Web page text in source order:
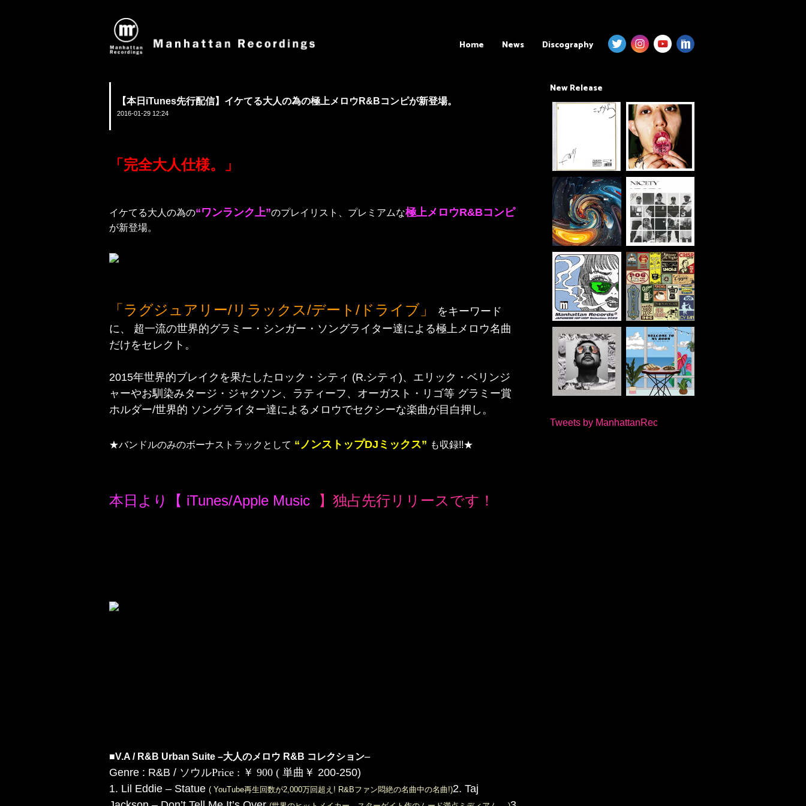
Home News Discography
【本日iTunes先行配信】イケてる大人の為の極上メロウR&Bコンピが新登場。
2016-01-29 12:24
「完全大人仕様。」
イケてる大人の為の“ワンランク上”のプレイリスト、プレミアムな極上メロウR&Bコンピ
が新登場。
「ラグジュアリー/リラックス/デート/ドライブ」
をキーワード
に、
超一流の世界的グラミー・シンガー・ソングライター達による極上メロウ名曲
だけをセレクト。
2015年世界的ブレイクを果たしたロック・シティ (R.シティ)、エリック・ベリンジ
ャーやお馴染みタージ・ジャクソン、ラティーフ、オーガスト・リゴ等 グラミー賞
ホルダー/世界的 ソングライター達によるメロウでセクシーな楽曲が目白押し。
★バンドルのみのボーナストラックとして “ノンストップDJミックス” も収録!!★
本日より【 iTunes/Apple Music 】独占先行リリースです！
■V.A / R&B Urban Suite –大人のメロウ R&B コレクション–
Genre : R&B / ソウルPrice : ￥ 900 ( 単曲￥ 200-250)
1. Lil Eddie – Statue ( YouTube再生回数が2,000万回超え! R&Bファン悶絶の名曲中の名曲!)2. Taj
New Release
Tweets by ManhattanRec